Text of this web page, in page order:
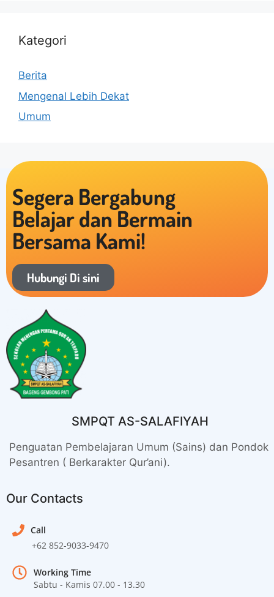
Kategori
Berita
Mengenal Lebih Dekat
Umum
Segera Bergabung
Belajar dan Bermain
Bersama Kami!
Hubungi Di sini
SMPQT AS-SALAFIYAH
Penguatan Pembelajaran Umum (Sains) dan Pondok
Pesantren ( Berkarakter Qur’ani).
Our Contacts
Call
+62 852-9033-9470
Working Time
Sabtu - Kamis 07.00 - 13.30